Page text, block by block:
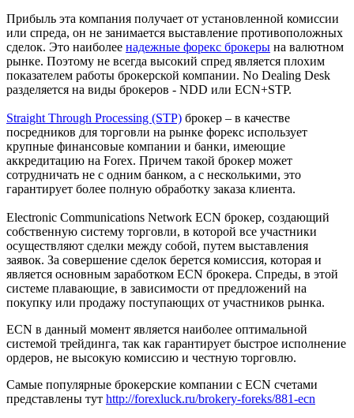
Прибыль эта компания получает от установленной комиссии
или спреда, он не занимается выставление противоположных
сделок. Это наиболее надежные форекс брокеры на валютном
рынке. Поэтому не всегда высокий спред является плохим
показателем работы брокерской компании. No Dealing Desk
разделяется на виды брокеров - NDD или ECN+STP.
Straight Through Processing (STP) брокер – в качестве
посредников для торговли на рынке форекс использует
крупные финансовые компании и банки, имеющие
аккредитацию на Forex. Причем такой брокер может
сотрудничать не с одним банком, а с несколькими, это
гарантирует более полную обработку заказа клиента.
Electronic Communications Network ECN брокер, создающий
собственную систему торговли, в которой все участники
осуществляют сделки между собой, путем выставления
заявок. За совершение сделок берется комиссия, которая и
является основным заработком ECN брокера. Спреды, в этой
системе плавающие, в зависимости от предложений на
покупку или продажу поступающих от участников рынка.
ECN в данный момент является наиболее оптимальной
системой трейдинга, так как гарантирует быстрое исполнение
ордеров, не высокую комиссию и честную торговлю.
Самые популярные брокерские компании с ECN счетами
представлены тут http://forexluck.ru/brokery-foreks/881-ecn